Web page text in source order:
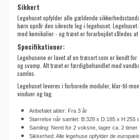
Sikkert
Legehuset opfylder alle gældende
børn opnår den sikreste leg i legehuset.
med kemikalier - og træet er forarbejdet således at
Specifikationer:
Legehusene er lavet af en træsort som er kendt
og svamp. Alt træet er færdigbehandlet med
samles.
Legehuset leveres i forborede moduler, klar-til-
vinduer og tag.
Anbefalet alder: Fra 3 år
Størrelse når samlet: B:328 x D:185 x H:255
Samling: Nemt for 2 voksne, tager ca. 2 timer
Sikkerhed: Alle legehuse opfylder de